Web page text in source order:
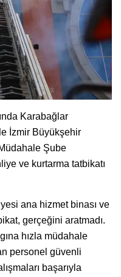
Karabağlar
İzmir Büyükşehir
Şube
ve kurtarma tatbikatı
ana hizmet binası ve
gerçeğini aratmadı.
hızla müdahale
personel güvenli
başarıyla